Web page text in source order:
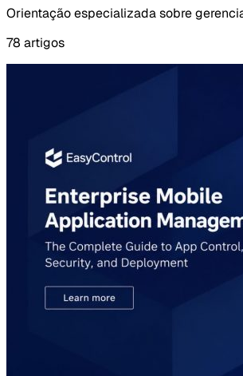
Orientação especializada sobre
78 artigos